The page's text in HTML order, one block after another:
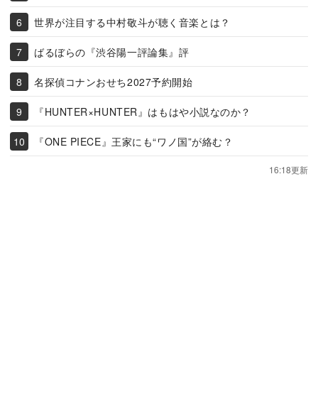
世界が注目する中村敬斗が聴く音楽とは？
ばるぼらの『渋谷陽一評論集』評
名探偵コナンおせち2027予約開始
『HUNTER×HUNTER』はもはや小説なのか？
『ONE PIECE』王家にも“ワノ国”が絡む？
16:18更新